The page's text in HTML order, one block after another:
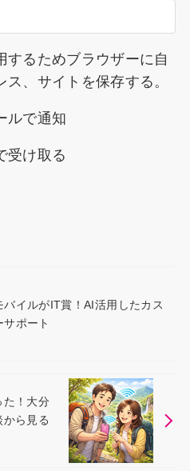
するためブラウザーに自
、サイトを保存する。
ルで通知
受け取る
バイルがIT賞！AI活用したカス
サポート
た！大分
ら見る